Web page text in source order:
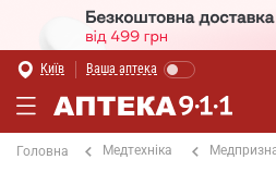
Київ Ваша аптека
Головна Медтехніка